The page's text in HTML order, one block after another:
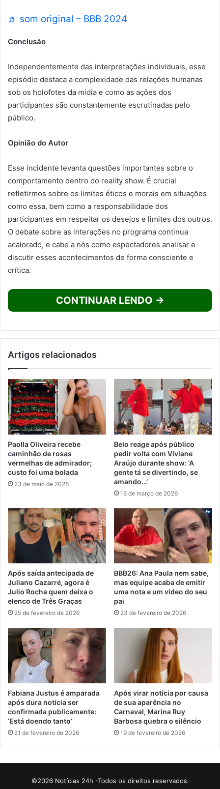
♬ som original – BBB 2024
Conclusão
Independentemente das interpretações individuais, esse
episódio destaca a complexidade das relações humanas
sob os holofotes da mídia e como as ações dos
participantes são constantemente escrutinadas pelo
público.
Opinião do Autor
Esse incidente levanta questões importantes sobre o
comportamento dentro do reality show. É crucial
refletirmos sobre os limites éticos e morais em situações
como essa, bem como a responsabilidade dos
participantes em respeitar os desejos e limites dos outros.
O debate sobre as interações no programa continua
acalorado, e cabe a nós como espectadores analisar e
discutir esses acontecimentos de forma consciente e
crítica.
CONTINUAR LENDO →
Artigos relacionados
Paolla Oliveira recebe
caminhão de rosas
vermelhas de admirador;
custo foi uma bolada
23 de maio de 2026
Belo reage após público
pedir volta com Viviane
Araújo durante show: ‘A
gente tá se divertindo, se
amando…’
16 de março de 2026
Após saída antecipada de
Juliano Cazarré, agora é
Julio Rocha quem deixa o
elenco de Três Graças
25 de fevereiro de 2026
BBB26: Ana Paula nem sabe,
mas equipe acaba de emitir
uma nota e um vídeo do seu
pai
23 de fevereiro de 2026
Fabiana Justus é amparada
após dura notícia ser
confirmada publicamente:
‘Está doendo tanto’
21 de fevereiro de 2026
Após virar notícia por causa
de sua aparência no
Carnaval, Marina Ruy
Barbosa quebra o silêncio
19 de fevereiro de 2026
©2026 Notícias 24h -Todos os direitos reservados.